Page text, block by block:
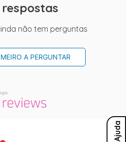
não tem perguntas
A PERGUNTAR
Ajuda